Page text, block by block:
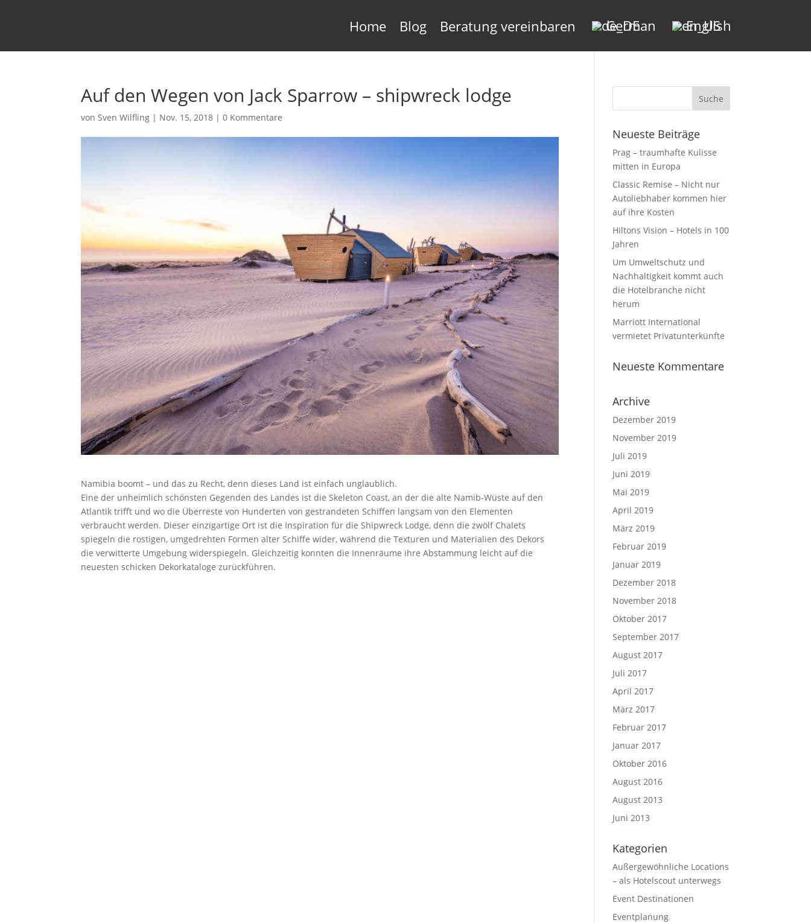
Home Blog Beratung vereinbaren German English
Auf den Wegen von Jack Sparrow – shipwreck lodge
vonSven Wilfling | Nov. 15, 2018 |0 Kommentare
Namibia boomt – und das zu Recht, denn dieses Land ist einfach unglaublich.
Eine der unheimlich schönsten Gegenden des Landes ist die Skeleton Coast, an der die alte Namib-Wüste auf den
Atlantik trifft und wo die Überreste von Hunderten von gestrandeten Schiffen langsam von den Elementen
verbraucht werden. Dieser einzigartige Ort ist die Inspiration für die Shipwreck Lodge, denn die zwölf Chalets
spiegeln die rostigen, umgedrehten Formen alter Schiffe wider, während die Texturen und Materialien des Dekors
die verwitterte Umgebung widerspiegeln. Gleichzeitig konnten die Innenräume ihre Abstammung leicht auf die
neuesten schicken Dekorkataloge zurückführen.
Neueste Beiträge
Prag – traumhafte Kulisse
mitten in Europa
Classic Remise – Nicht nur
Autoliebhaber kommen hier
auf ihre Kosten
Hiltons Vision – Hotels in 100
Jahren
Um Umweltschutz und
Nachhaltigkeit kommt auch
die Hotelbranche nicht
herum⁩
Marriott International
vermietet Privatunterkünfte
Neueste Kommentare
Archive
Dezember 2019
November 2019
Juli 2019
Juni 2019
Mai 2019
April 2019
März 2019
Februar 2019
Januar 2019
Dezember 2018
November 2018
Oktober 2017
September 2017
August 2017
Juli 2017
April 2017
März 2017
Februar 2017
Januar 2017
Oktober 2016
August 2016
August 2013
Juni 2013
Kategorien
Außergewöhnliche Locations
– als Hotelscout unterwegs
Event Destinationen
Eventplanung